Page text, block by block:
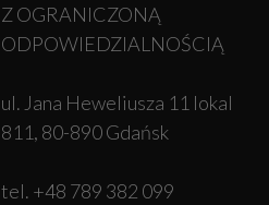
Z OGRANICZONĄ
ODPOWIEDZIALNOŚCIĄ
ul. Jana Heweliusza 11 lokal
811, 80-890 Gdańsk
tel. +48 789 382 099